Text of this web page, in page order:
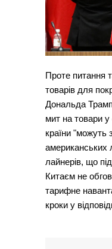
Проте питання
товарів для
Дональда
мит на товари у
країни "можуть
американських
лайнерів, що
Китаєм не
тарифне
кроки у